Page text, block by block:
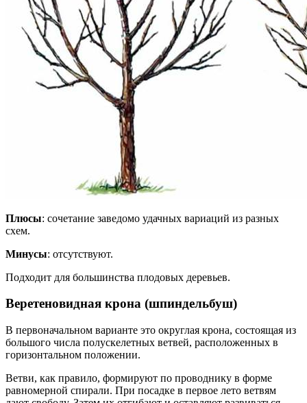
Плюсы: сочетание заведомо удачных вариаций из разных
схем.
Минусы: отсутствуют.
Подходит для большинства плодовых деревьев.
Веретеновидная крона (шпиндельбуш)
В первоначальном варианте это округлая крона, состоящая из
большого числа полускелетных ветвей, расположенных в
горизонтальном положении.
Ветви, как правило, формируют по проводнику в форме
равномерной спирали. При посадке в первое лето ветвям